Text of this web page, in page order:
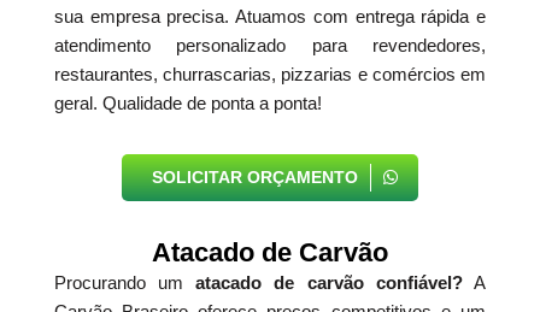
sua empresa precisa. Atuamos com entrega rápida e
atendimento personalizado para revendedores,
restaurantes, churrascarias, pizzarias e comércios em
geral. Qualidade de ponta a ponta!
SOLICITAR ORÇAMENTO
Atacado de Carvão
Procurando umatacado de carvão confiável?A